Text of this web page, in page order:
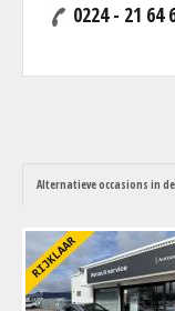
0224 - 21 64
Alternatieve occasions in